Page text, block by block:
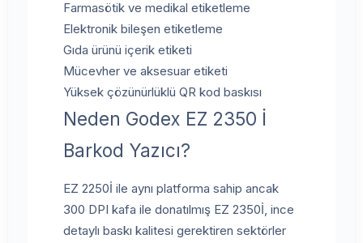
Farmasötik ve medikal etiketleme
Elektronik bileşen etiketleme
Gıda ürünü içerik etiketi
Mücevher ve aksesuar etiketi
Yüksek çözünürlüklü QR kod baskısı
Neden Godex EZ 2350 İ
Barkod Yazıcı?
EZ 2250İ ile aynı platforma sahip ancak
300 DPI kafa ile donatılmış EZ 2350İ, ince
detaylı baskı kalitesi gerektiren sektörler